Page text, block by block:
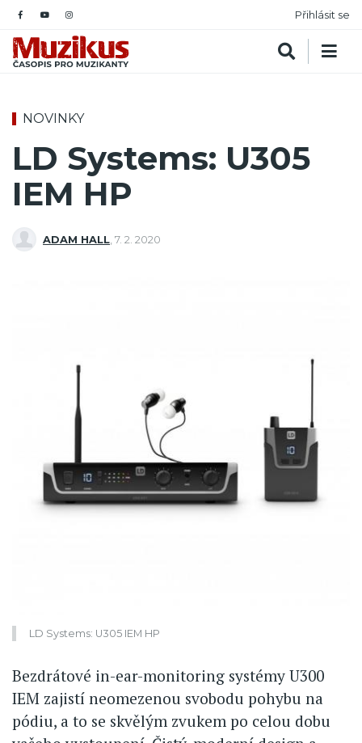
Přihlásit se
NOVINKY
LD Systems: U305
IEM HP
ADAM HALL 7. 2. 2020
LD Systems: U305 IEM HP
Bezdrátové in-ear-monitoring systémy U300
IEM zajistí neomezenou svobodu pohybu na
pódiu, a to se skvělým zvukem po celou dobu